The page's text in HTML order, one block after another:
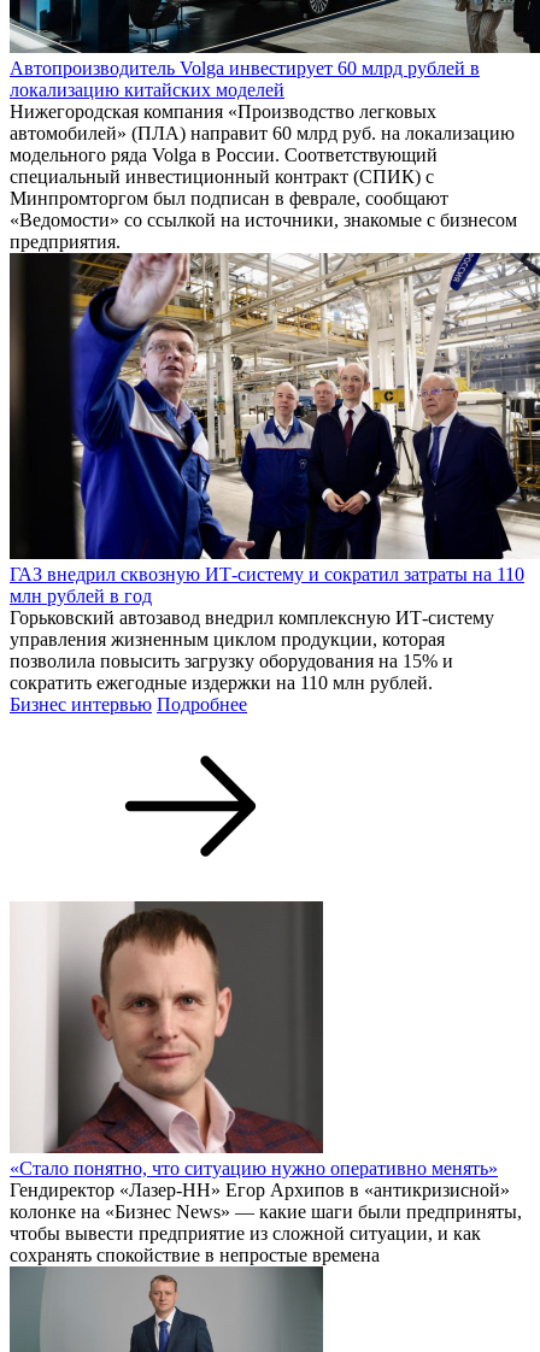
Автопроизводитель Volga инвестирует 60 млрд рублей в
локализацию китайских моделей
Нижегородская компания «Производство легковых
автомобилей» (ПЛА) направит 60 млрд руб. на локализацию
модельного ряда Volga в России. Соответствующий
специальный инвестиционный контракт (СПИК) с
Минпромторгом был подписан в феврале, сообщают
«Ведомости» со ссылкой на источники, знакомые с бизнесом
предприятия.
ГАЗ внедрил сквозную ИТ-систему и сократил затраты на 110
млн рублей в год
Горьковский автозавод внедрил комплексную ИТ-систему
управления жизненным циклом продукции, которая
позволила повысить загрузку оборудования на 15% и
сократить ежегодные издержки на 110 млн рублей.
Бизнес интервью Подробнее
«Стало понятно, что ситуацию нужно оперативно менять»
Гендиректор «Лазер-НН» Егор Архипов в «антикризисной»
колонке на «Бизнес News» — какие шаги были предприняты,
чтобы вывести предприятие из сложной ситуации, и как
сохранять спокойствие в непростые времена